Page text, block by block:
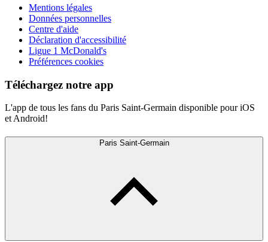
Mentions légales
Données personnelles
Centre d'aide
Déclaration d'accessibilité
Ligue 1 McDonald's
Préférences cookies
Téléchargez notre app
L'app de tous les fans du Paris Saint-Germain disponible pour iOS
et Android!
Paris Saint-Germain